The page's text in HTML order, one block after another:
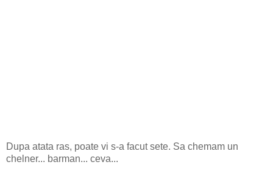
Dupa atata ras, poate vi s-a facut sete. Sa chemam un
chelner... barman... ceva...